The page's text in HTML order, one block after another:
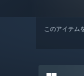
このアイテム